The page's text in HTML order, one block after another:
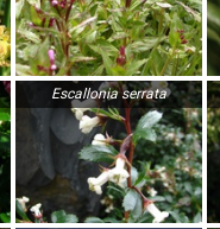
Escallonia serrata